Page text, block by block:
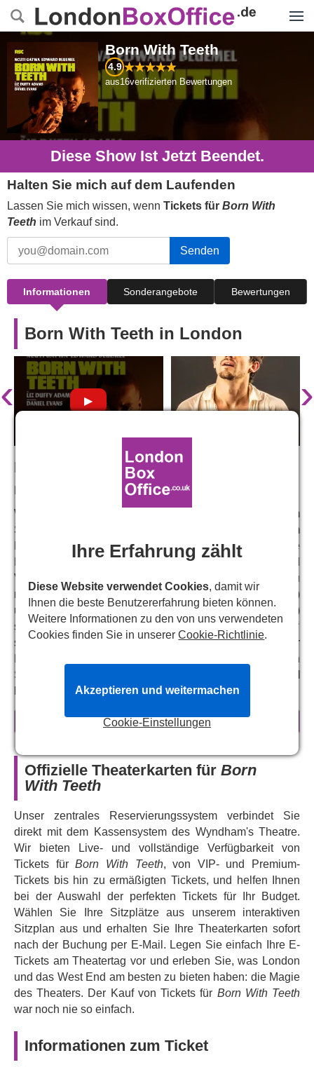
Born With Teeth
4.9
aus16verifizierten Bewertungen
Diese Show Ist Jetzt Beendet.
Halten Sie mich auf dem Laufenden
Lassen Sie mich wissen, wenn Tickets für Born With
Teeth im Verkauf sind.
Senden
Informationen Sonderangebote Bewertungen
Born With Teeth in London
‹ ›
In den Hauptrollen:
Ncuti Gatwa, Edward Bluemel
Wir schreiben das Jahr 1591. Die Rivalen William
Shakespeare und Christopher Marlowe treffen sich im
Hinterzimmer eines Pubs und gründen eine kreative
Partnerschaft, während sie versuchen, die Gefahren und
Verschwörungen des elisabethanischen Londons zu
meistern.Ncuti Gatwa(„Doctor Who“, „Sex Education
“)
undEdward Bluemel(„Killing Eve“ ,„My Lady Jane
“)
spielen die Hauptrollen in Liz Duffy Adams
‘
spitzbübischer und spannender Neuinterpretation der
Beziehung der beiden Dramatiker in diesem brandneuen
Stück im Wyndham's Theatre unter der Regie von
„American Buffalo“,„South Pacific“).
Warum SieBorn With Teethsehen
sollten
Eine unvergleichliche Besetzung –Ncuti Gatwa aus
„Doctor Who“ undEdward Bluemel aus „My Lady
Jane“spielen Marlowe und Shakespeare und bringen
prickelnde Chemie und schlagfertige Wortgefechte in
eine ikonische literarische Beziehung, die zu gleichen
Teilen kämpferisch und kokett ist.
Wenn Sie die Werke von Shakespeare, Marlowe und
anderen elisabethanischen Dramatikern mögen,
werden Sie diese Interpretation dieser beiden Autoren
lieben. Und wenn Sie mit ihren Werken weniger
vertraut sind, werden Sie wahrscheinlich in die düstere
und spannende Welt des Londoner Theaters des 16.
Jahrhunderts eintauchen.
Die amerikanische DramatikerinLiz Duffy Adams
verleiht der Geschichte dieser beiden
Literaturlegenden eine frische und sinnliche Note.
Houston Premiere feierte, gewann 2021 den Edgerton
mehr erfahren
Offizielle Theaterkarten für Born
With Teeth
Unser zentrales Reservierungssystem verbindet Sie
direkt mit dem Kassensystem des Wyndham's Theatre.
Wir bieten Live- und vollständige Verfügbarkeit von
Tickets fürBorn With Teeth, von VIP- und Premium-
Tickets bis hin zu ermäßigten Tickets, und helfen Ihnen
bei der Auswahl der perfekten Tickets für Ihr Budget.
Wählen Sie Ihre Sitzplätze aus unserem interaktiven
Sitzplan aus und erhalten Sie Ihre Theaterkarten sofort
nach der Buchung per E-Mail. Legen Sie einfach Ihre E-
Tickets am Theatertag vor und erleben Sie, was London
und das West End am besten zu bieten haben: die Magie
des Theaters. Der Kauf von Tickets für Born With Teeth
war noch nie so einfach.
Informationen zum Ticket
Ihre Erfahrung zählt
Diese Website verwendet Cookies, damit wir
Ihnen die beste Benutzererfahrung bieten können.
Weitere Informationen zu den von uns verwendeten
Cookies finden Sie in unsererCookie-Richtlinie.
Cookie-Einstellungen
Akzeptieren und weitermachen